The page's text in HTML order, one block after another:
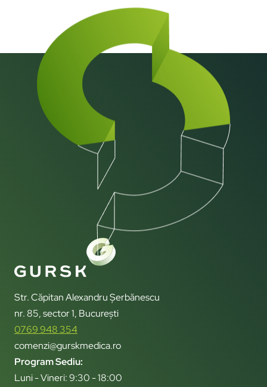
Str. Căpitan Alexandru Șerbănescu
nr. 85, sector 1, București
0769 948 354
comenzi@gurskmedica.ro
Program Sediu:
Luni - Vineri: 9:30 - 18:00